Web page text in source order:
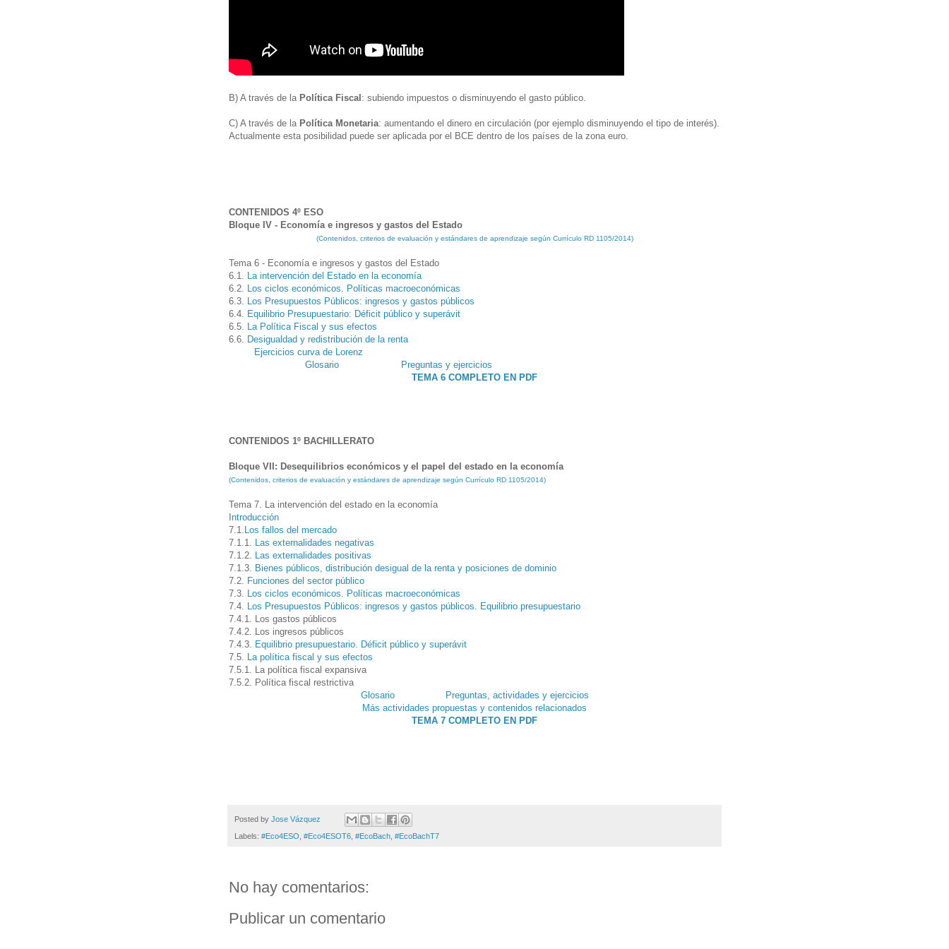
B) A través de la Política Fiscal : subiendo impuestos o disminuyendo el gasto público.
C) A través de la Política Monetaria: aumentando el dinero en circulación (por ejemplo disminuyendo el tipo de interés).
Actualmente esta posibilidad puede ser aplicada por el BCE dentro de los países de la zona euro.
CONTENIDOS 4º ESO
Bloque IV - Economía e ingresos y gastos del Estado
(Contenidos, criterios de evaluación y estándares de aprendizaje según Currículo RD 1105/2014)
Tema 6 - Economía e ingresos y gastos del Estado
6.1. La intervención del Estado en la economía
6.2. Los ciclos económicos. Políticas macroeconómicas
6.3. Los Presupuestos Públicos: ingresos y gastos públicos
6.4. Equilibrio Presupuestario: Déficit público y superávit
6.5. La Política Fiscal y sus efectos
6.6. Desigualdad y redistribución de la renta
Ejercicios curva de Lorenz
Glosario
Preguntas y ejercicios
TEMA 6 COMPLETO EN PDF
CONTENIDOS 1º BACHILLERATO
Bloque VII: Desequilibrios económicos y el papel del estado en la economía
(Contenidos, criterios de evaluación y estándares de aprendizaje según Currículo RD 1105/2014)
Tema 7. La intervención del estado en la economía
Introducción
7.1. Los fallos del mercado
7.1.1. Las externalidades negativas
7.1.2. Las externalidades positivas
7.1.3. Bienes públicos, distribución desigual de la renta y posiciones de dominio
7.2. Funciones del sector público
7.3. Los ciclos económicos. Políticas macroeconómicas
7.4. Los Presupuestos Públicos: ingresos y gastos públicos. Equilibrio presupuestario
7.4.1. Los gastos públicos
7.4.2. Los ingresos públicos
7.4.3. Equilibrio presupuestario. Déficit público y superávit
7.5. La política fiscal y sus efectos
7.5.1. La política fiscal expansiva
7.5.2. Política fiscal restrictiva
Glosario
Preguntas, actividades y ejercicios
Más actividades propuestas y contenidos relacionados
TEMA 7 COMPLETO EN PDF
Posted by Jose Vázquez
Labels: #Eco4ESO #Eco4ESOT6 #EcoBach #EcoBachT7
No hay comentarios:
Publicar un comentario